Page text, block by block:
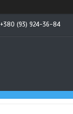
+380 (93) 924-36-84